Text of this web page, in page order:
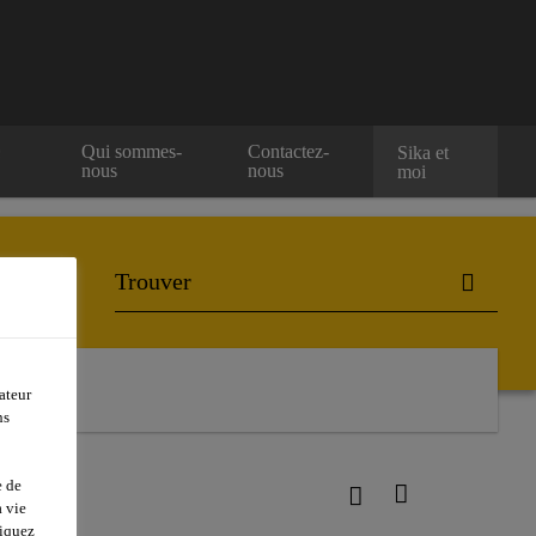
Qui sommes-
nous
Contactez-
nous
Sika et
moi
de
vie